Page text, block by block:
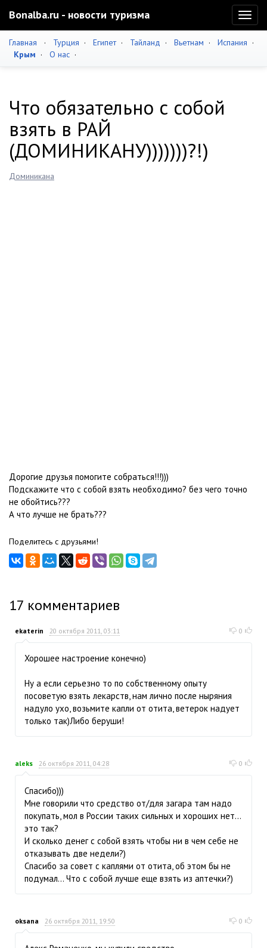
Bonalba.ru - новости туризма
Главная · Турция · Египет· Тайланд · Вьетнам · Испания ·
Крым · О нас ·
Что обязательно с собой
взять в РАЙ
(ДОМИНИКАНУ)))))))?!)
Доминикана
Дорогие друзья помогите собраться!!!)))
Подскажите что с собой взять необходимо? без чего точно
не обойтись???
А что лучше не брать???
Поделитесь с друзьями!
17 комментариев
ekaterin 20 октября 2011, 03:11 0
Хорошее настроение конечно)
Ну а если серьезно то по собственному опыту
посоветую взять лекарств, нам лично после ныряния
надуло ухо, возьмите капли от отита, ветерок надует
только так)Либо беруши!
aleks 26 октября 2011, 04:28 0
Спасибо)))
Мне говорили что средство от/для загара там надо
покупать, мол в России таких сильных и хороших нет...
это так?
И сколько денег с собой взять чтобы ни в чем себе не
отказывать две недели?)
Спасибо за совет с каплями от отита, об этом бы не
подумал... Что с собой лучше еще взять из аптечки?)
oksana 26 октября 2011, 19:50 0